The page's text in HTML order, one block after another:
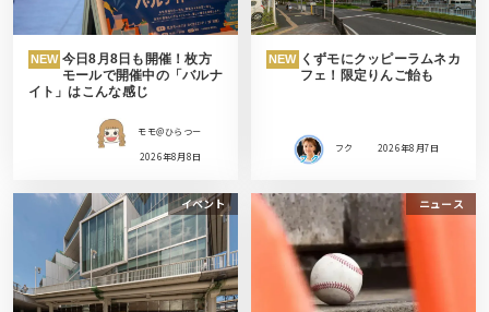
NEW 今日8月8日も開催！枚方
モールで開催中の「バルナ
イト」はこんな感じ
モモ＠ひらつー
2026年8月8日
NEW くずモにクッピーラムネカ
フェ！限定りんご飴も
フク 2026年8月7日
イベント ニュース